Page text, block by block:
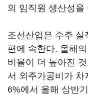
의 임직원 생산성을
조선산업은 수주
편에 속한다. 올해
비율이 더 높아진
서 외주가공비가
6%에서 올해 상반